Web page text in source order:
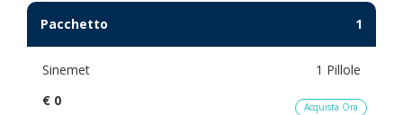
Pacchetto 1
Sinemet
1 Pillole
€ 0
Acquista Ora